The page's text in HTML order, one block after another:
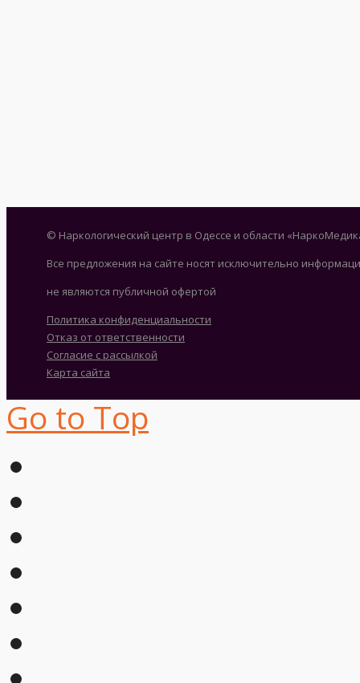
© Наркологический центр в Одессе и области
Все предложения на сайте носят исключительно
не являются публичной офертой
Политика конфиденциальности
Отказ от ответственности
Согласие с рассылкой
Карта сайта
Go to Top